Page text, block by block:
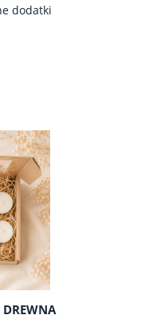
dodatki
DREWNA